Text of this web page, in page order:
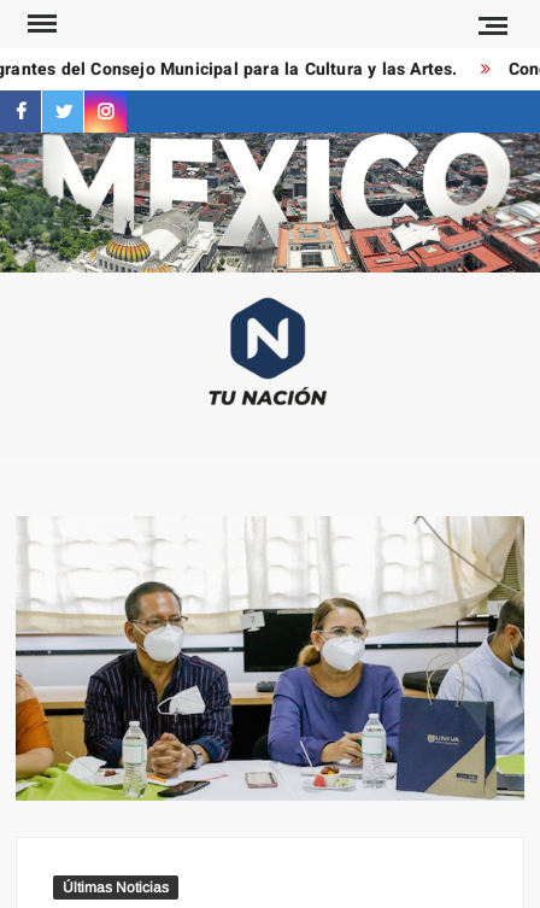
Saltar
contenidodel Consejo Municipal para la Cultura y las Artes.
facebook
twitterinstagram
Últimas Noticias